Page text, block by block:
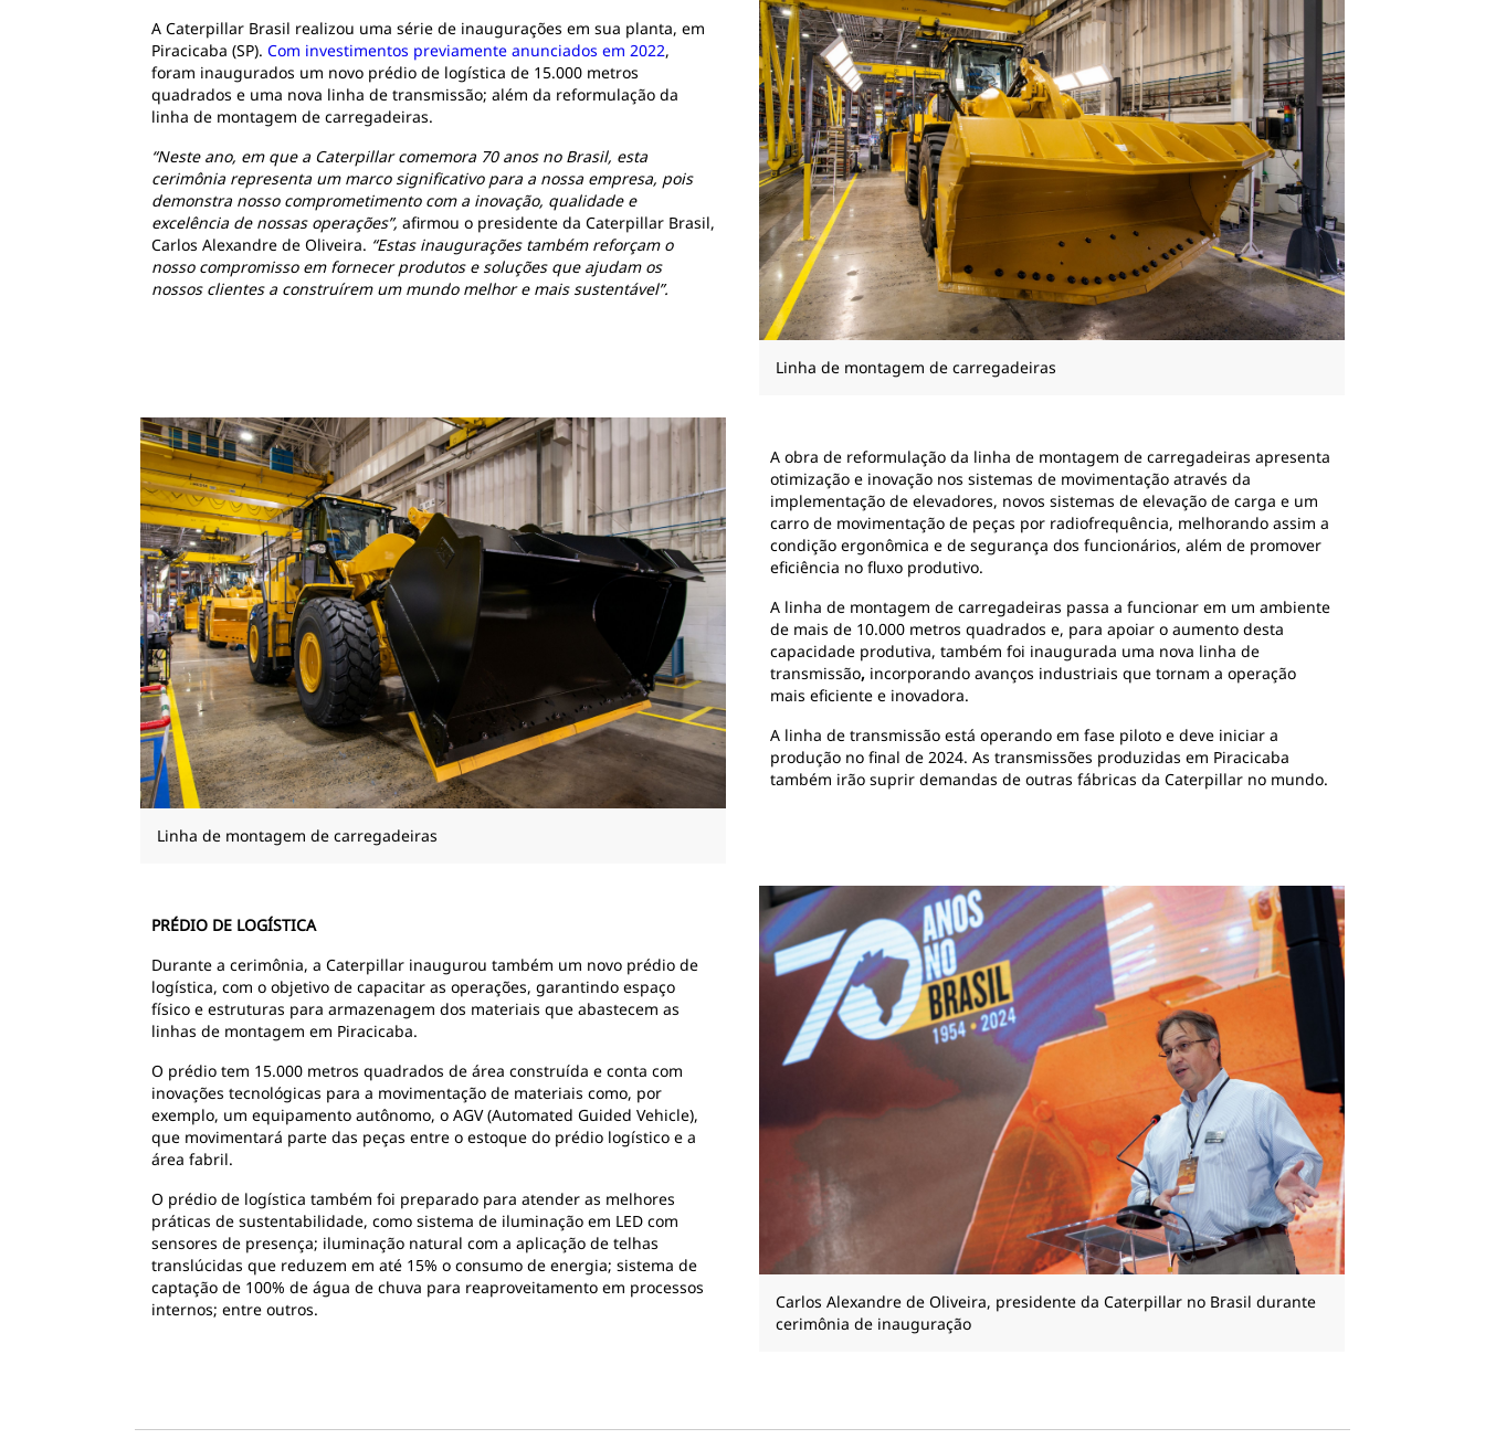
A Caterpillar Brasil realizou uma série de inaugurações em sua planta, em
Piracicaba (SP). Com investimentos previamente anunciados em 2022,
foram inaugurados um novo prédio de logística de 15.000 metros
quadrados e uma nova linha de transmissão; além da reformulação da
linha de montagem de carregadeiras.
“Neste ano, em que a Caterpillar comemora 70 anos no Brasil, esta
cerimônia representa um marco significativo para a nossa empresa, pois
demonstra nosso comprometimento com a inovação, qualidade e
excelência de nossas operações”, afirmou o presidente da Caterpillar Brasil,
Carlos Alexandre de Oliveira. “Estas inaugurações também reforçam o
nosso compromisso em fornecer produtos e soluções que ajudam os
nossos clientes a construírem um mundo melhor e mais sustentável”.
Linha de montagem de carregadeiras
Linha de montagem de carregadeiras
A obra de reformulação da linha de montagem de carregadeiras apresenta
otimização e inovação nos sistemas de movimentação através da
implementação de elevadores, novos sistemas de elevação de carga e um
carro de movimentação de peças por radiofrequência, melhorando assim a
condição ergonômica e de segurança dos funcionários, além de promover
eficiência no fluxo produtivo.
A linha de montagem de carregadeiras passa a funcionar em um ambiente
de mais de 10.000 metros quadrados e, para apoiar o aumento desta
capacidade produtiva, também foi inaugurada uma nova linha de
transmissão, incorporando avanços industriais que tornam a operação
mais eficiente e inovadora.
A linha de transmissão está operando em fase piloto e deve iniciar a
produção no final de 2024. As transmissões produzidas em Piracicaba
também irão suprir demandas de outras fábricas da Caterpillar no mundo.
PRÉDIO DE LOGÍSTICA
Durante a cerimônia, a Caterpillar inaugurou também um novo prédio de
logística, com o objetivo de capacitar as operações, garantindo espaço
físico e estruturas para armazenagem dos materiais que abastecem as
linhas de montagem em Piracicaba.
O prédio tem 15.000 metros quadrados de área construída e conta com
inovações tecnológicas para a movimentação de materiais como, por
exemplo, um equipamento autônomo, o AGV (Automated Guided Vehicle),
que movimentará parte das peças entre o estoque do prédio logístico e a
área fabril.
O prédio de logística também foi preparado para atender as melhores
práticas de sustentabilidade, como sistema de iluminação em LED com
sensores de presença; iluminação natural com a aplicação de telhas
translúcidas que reduzem em até 15% o consumo de energia; sistema de
captação de 100% de água de chuva para reaproveitamento em processos
internos; entre outros.
Carlos Alexandre de Oliveira, presidente da Caterpillar no Brasil durante
cerimônia de inauguração